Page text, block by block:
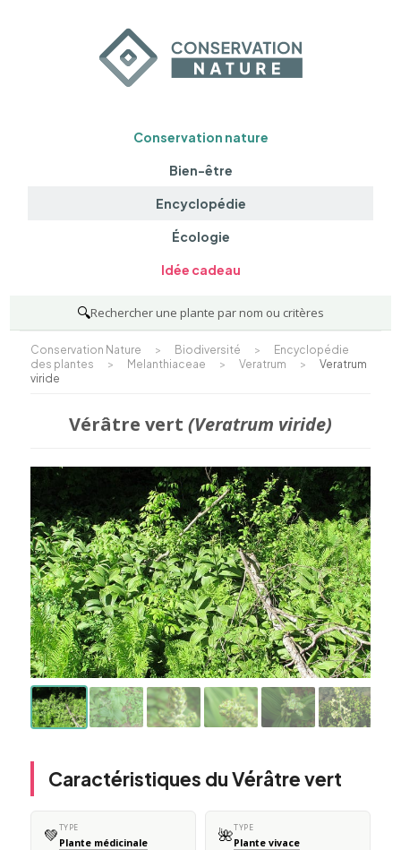
Conservation nature
Bien-être
Encyclopédie
Écologie
Idée cadeau
🔍Rechercher une plante par nom ou critères
Conservation Nature > Biodiversité >
Encyclopédie
des plantes
> Melanthiaceae > Veratrum >
Veratrum
viride
Vérâtre vert (Veratrum viride)
Caractéristiques du Vérâtre vert
💚TYPE
Plante médicinale 🌺TYPE
Plante vivace